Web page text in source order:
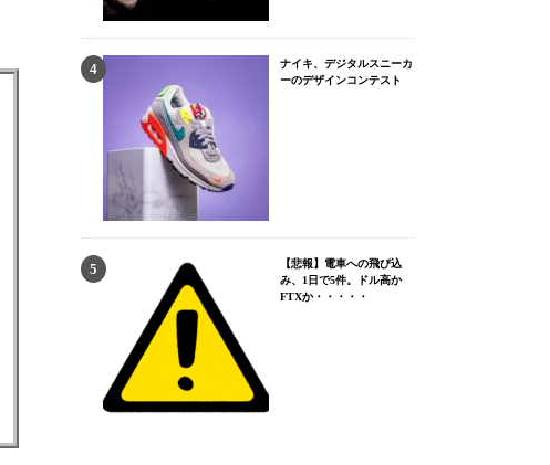
ナイキ、デジタルスニーカ
ーのデザインコンテスト
【悲報】電車への飛び込
み、1日で5件。ドル高か
FTXか・・・・・